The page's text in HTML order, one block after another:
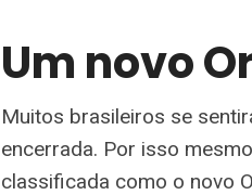
Um novo
Muitos brasileiros se
encerrada. Por isso
classificada como o novo